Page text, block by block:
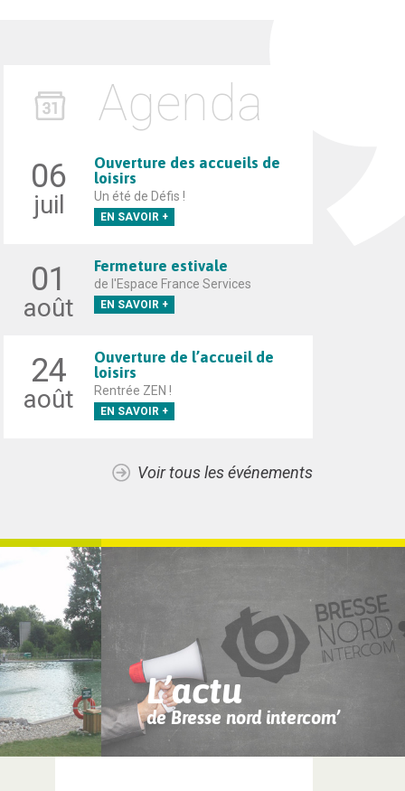
Agenda
06
juil
Ouverture des accueils de
loisirs
Un été de Défis !
EN SAVOIR +
01
août
Fermeture estivale
de l'Espace France Services
EN SAVOIR +
24
août
Ouverture de l’accueil de
loisirs
Rentrée ZEN !
EN SAVOIR +
Voir tous les événements
L’actu
de Bresse nord intercom’